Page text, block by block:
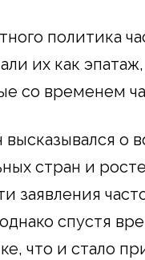
политика
их как
со временем
высказывался о
стран и
заявления
спустя
что и стало